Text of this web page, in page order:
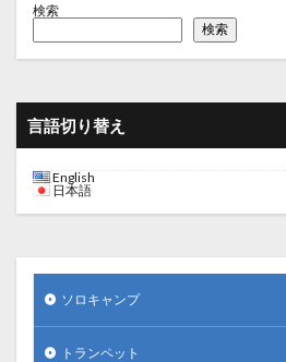
検索
検索
言語切り替え
English
日本語
ソロキャンプ
トランペット